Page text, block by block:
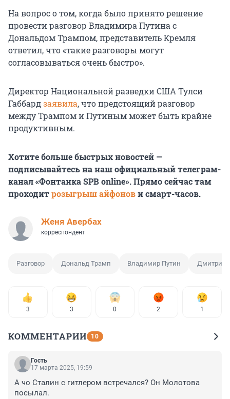
На вопрос о том, когда было принято решение
провести разговор Владимира Путина с
Дональдом Трампом, представитель Кремля
ответил, что «такие разговоры могут
согласовываться очень быстро».
Директор Национальной разведки США Тулси
Габбардзаявила, что предстоящий разговор
между Трампом и Путиным может быть крайне
продуктивным.
Хотите больше быстрых новостей —
подписывайтесь на наш официальный телеграм-
канал «Фонтанка SPB online». Прямо сейчас там
проходитрозыгрыш айфонови смарт-часов.
Женя Авербах
корреспондент
Разговор Дональд Трамп Владимир Путин Дмитрий
3 3 0 2 1
КОММЕНТАРИИ 10
Гость
17 марта 2025, 19:59
А чо Сталин с гитлером встречался? Он Молотова
посылал.